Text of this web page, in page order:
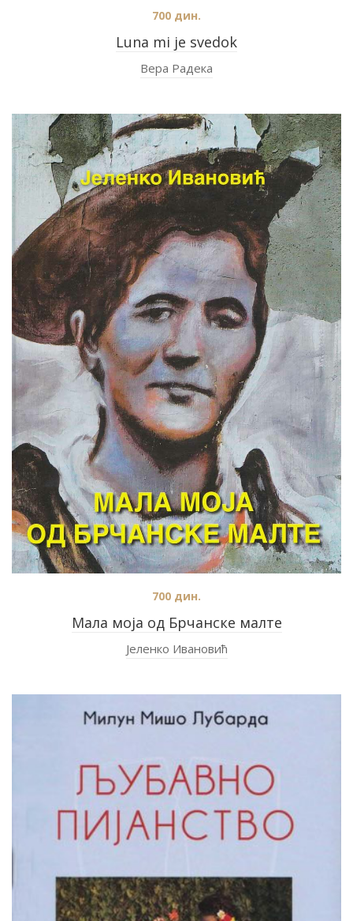
Luna mi je svedok
700 дин.
Вера Радека
Мала моја од Брчанске малте
700 дин.
Јеленко Ивановић